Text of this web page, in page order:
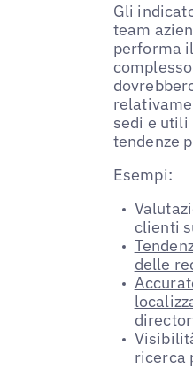
Gli
team
performa
sedi e utili
tendenze
Esempi:
clienti
delle
ricerca